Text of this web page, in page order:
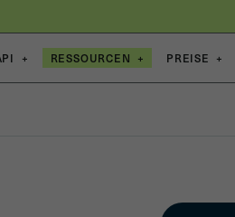
+ RESSOURCEN + PREISE +